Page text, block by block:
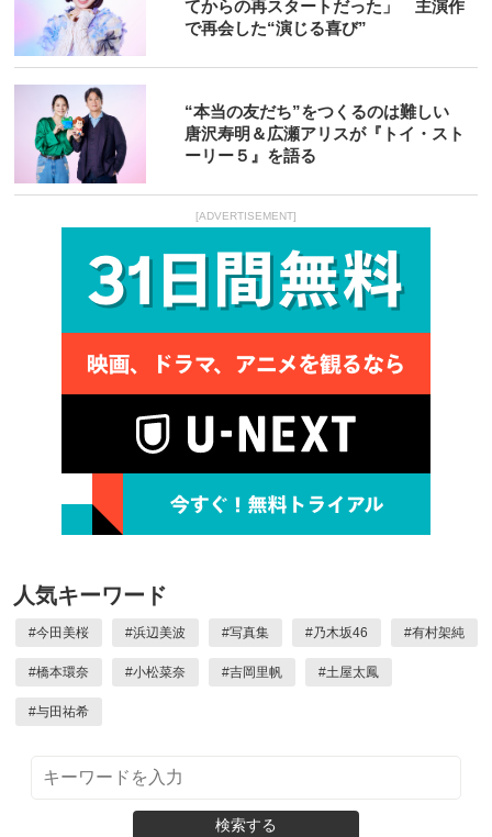
てからの再スタートだった」 主演作
で再会した“演じる喜び”
“本当の友だち”をつくるのは難しい
唐沢寿明＆広瀬アリスが『トイ・スト
ーリー５』を語る
[ADVERTISEMENT]
人気キーワード
#今田美桜 #浜辺美波 #写真集 #乃木坂46 #有村架純
#橋本環奈 #小松菜奈 #吉岡里帆 #土屋太鳳
#与田祐希
検索する